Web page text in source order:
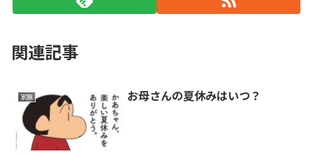
関連記事
家族 お母さんの夏休みはいつ？